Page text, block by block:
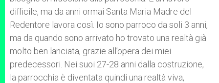
difficile, ma da anni ormai Santa Maria Madre del
Redentore lavora così. Io sono parroco da soli 3 anni,
ma da quando sono arrivato ho trovato una realtà già
molto ben lanciata, grazie all’opera dei miei
predecessori. Nei suoi 27-28 anni dalla costruzione,
la parrocchia è diventata quindi una realtà viva,